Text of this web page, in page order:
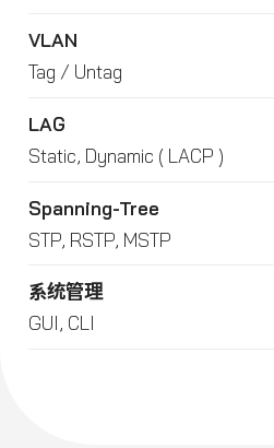
VLAN
Tag / Untag
LAG
Static, Dynamic ( LACP )
Spanning-Tree
STP, RSTP, MSTP
系统管理
GUI, CLI